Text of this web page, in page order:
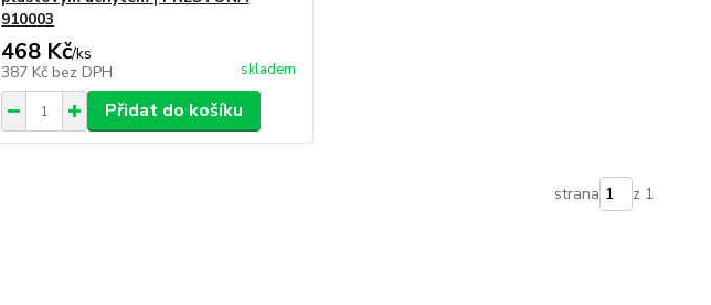
910003
468 Kč/ks
387 Kč bez DPH skladem
Přidat do košíku
strana z 1